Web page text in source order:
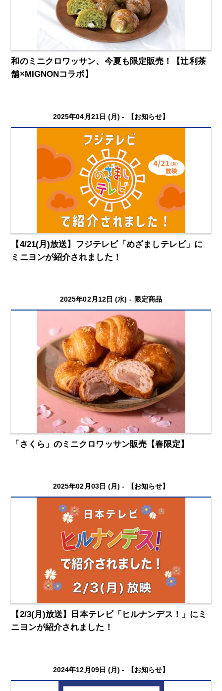
和のミニクロワッサン、今夏も限定販売！【辻利茶
舗×MIGNONコラボ】
2025年04月21日 (月) - 【お知らせ】
【4/21(月)放送】フジテレビ「めざましテレビ」に
ミニヨンが紹介されました！
2025年02月12日 (水) - 限定商品
「さくら」のミニクロワッサン販売【春限定】
2025年02月03日 (月) - 【お知らせ】
【2/3(月)放送】日本テレビ「ヒルナンデス！」にミ
ニヨンが紹介されました！
2024年12月09日 (月) - 【お知らせ】